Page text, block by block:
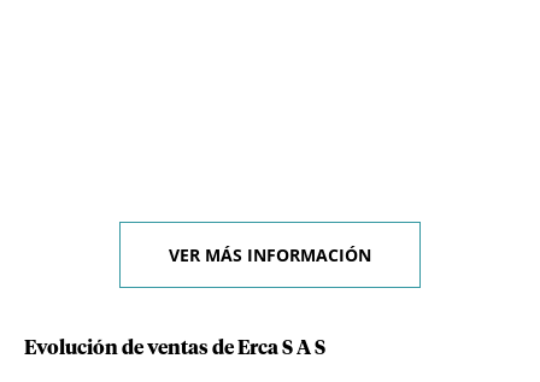
VER MÁS INFORMACIÓN
Evolución de ventas de Erca S A S